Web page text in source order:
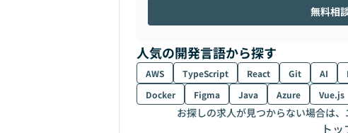
無料相
人気の開発言語から探す
AWS TypeScript React Git AI
Docker
Figma Java Azure Vue.js
お探しの求人が見つからない場合は
ト